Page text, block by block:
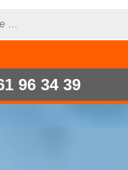
96 34 39